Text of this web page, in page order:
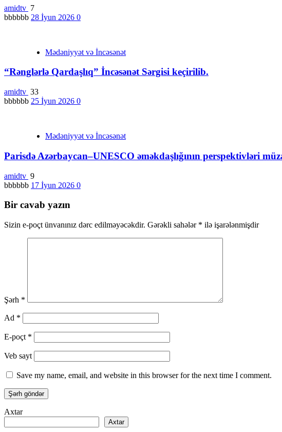
amidtv 7
bbbbbb 28 İyun 2026 0
Mədəniyyət və İncəsənət
“Rənglərlə Qardaşlıq” İncəsənət Sərgisi keçirilib.
amidtv 33
bbbbbb 25 İyun 2026 0
Mədəniyyət və İncəsənət
Parisdə Azərbaycan–UNESCO əməkdaşlığının perspektivləri
amidtv 9
bbbbbb 17 İyun 2026 0
Bir cavab yazın
Sizin e-poçt ünvanınız dərc edilməyəcəkdir. Gərəkli sahələr * ilə işarələnmişdir
Şərh *
Ad *
E-poçt *
Veb sayt
Save my name, email, and website in this browser for the next time I comment.
Axtar
Axtar